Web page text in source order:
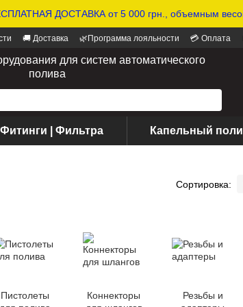
ДОСТАВКА от 5 000 грн., объемным
🚚 Доставка 🌿Программа лояльности 💳 Оплата
для систем автоматического
полива
| Фильтра Капельный
Сортировка:
Пистолеты
Коннекторы
Резьбы и